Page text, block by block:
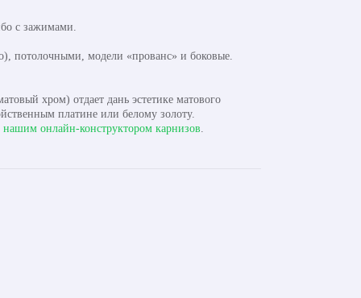
с зажимами.
потолочными, модели «прованс» и боковые.
хром) отдает дань эстетике матового
платине или белому золоту.
нашим онлайн-конструктором карнизов.